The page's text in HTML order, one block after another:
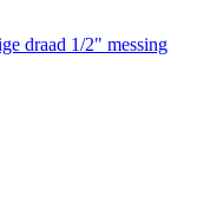
draad 1/2" messing